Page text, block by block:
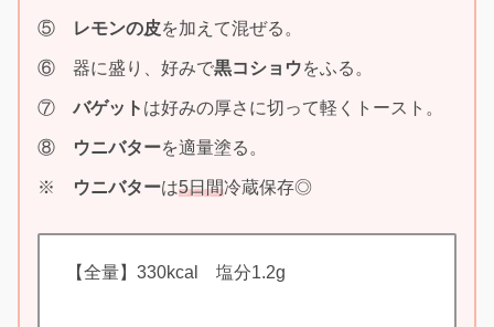
⑤ レモンの皮を加えて混ぜる。
⑥ 器に盛り、好みで黒コショウをふる。
⑦ バゲット は好みの厚さに切って軽くトースト。
⑧ ウニバターを適量塗る。
※ ウニバターは5日間冷蔵保存◎
【全量】330kcal 塩分1.2g